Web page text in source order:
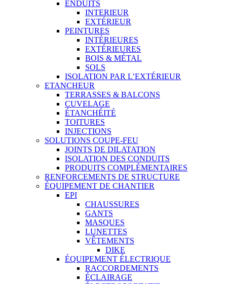
ENDUITS
INTERIEUR
EXTÉRIEUR
PEINTURES
INTÉRIEURES
EXTÉRIEURES
BOIS & MÉTAL
SOLS
ISOLATION PAR L’EXTÉRIEUR
ETANCHEUR
TERRASSES & BALCONS
CUVELAGE
ÉTANCHÉITÉ
TOITURES
INJECTIONS
SOLUTIONS COUPE-FEU
JOINTS DE DILATATION
ISOLATION DES CONDUITS
PRODUITS COMPLÉMENTAIRES
RENFORCEMENTS DE STRUCTURE
ÉQUIPEMENT DE CHANTIER
EPI
CHAUSSURES
GANTS
MASQUES
LUNETTES
VÊTEMENTS
DIKE
ÉQUIPEMENT ÉLECTRIQUE
RACCORDEMENTS
ÉCLAIRAGE